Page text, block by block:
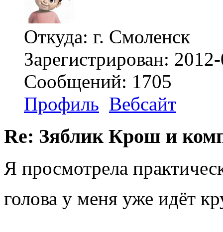
Откуда: г. Смоленск
Зарегистрирован:
Сообщений: 1705
Профиль Вебсайт
Re: Зяблик Крош и
Я просмотрела
голова у меня уже идёт